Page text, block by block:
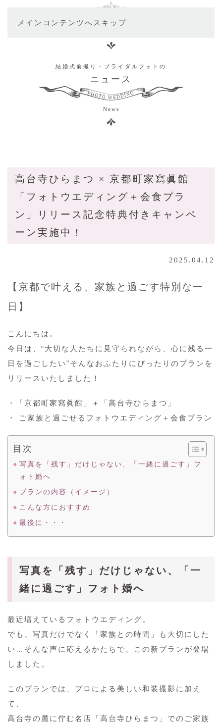
メインコンテンツへスキップ
結婚式前撮り・ブライダルフォトの
ニュース
News
高台寺ひらまつ × 京都町家寫眞館
「フォトウエディング＋会食プラ
ン」リリース記念特典付きキャンペ
ーン実施中！
2025.04.12
【京都で叶える、家族と過ごす特別な一
日】
こんにちは。
今日は、“大切な人たちに見守られながら、心に残る一
日を過ごしたい”そんなおふたりにぴったりのプランを
リリースいたしました！
・「京都町家寫眞館」＋「高台寺ひらまつ」
・ ご家族と過ごせるフォトウエディング＋会食プラン
目次
写真を「残す」だけじゃない、「一緒に過ごす」フ
ォト婚へ
プランの内容（イメージ）
こんな方におすすめ
最後に・・・
写真を「残す」だけじゃない、「一
緒に過ごす」フォト婚へ
最近増えているフォトウエディング。
でも、写真だけでなく「家族との時間」も大切にした
い…そんな声に応えるかたちで、この新プランが登場
しました。
このプランでは、プロによる美しい和装撮影に加え
て、
高台寺の麓に佇む名店「高台寺ひらまつ」でのご家族